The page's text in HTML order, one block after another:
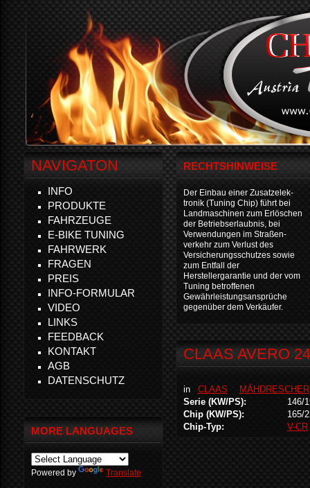
RECHTSHINWEISE
Der Einbau einer Zusatzelek-
tronik (Tuning Chip) führt bei
Landmaschinen zum Erlöschen
der Betriebserlaubnis, bei
Verwendungen im Straßen-
verkehr zum Verlust des
Versicherungsschutzes sowie
zum Entfall der
Herstellergarantie und der vom
Tuning betroffenen
Gewährleistungsansprüche
gegenüber dem Verkäufer.
CLAAS AVERO
in CLAAS
MÄHDRESCHER
Serie (KW/PS):
146/
Chip (KW/PS):
165/
Chip-Typ:
V-CR
NAVIGATON
INFO
PRODUKTE
FAHRZEUGE
E-BIKE TUNING
FAHRWERK
FRAGEN
PREIS
INFO-FORMULAR
VIDEO
LINKS
FEEDBACK
KONTAKT
AGB
DATENSCHUTZ
MORE LANGUAGES
Powered by Translate